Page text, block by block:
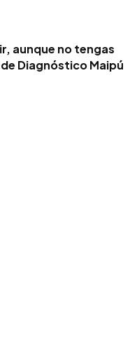
aunque no tengas
Diagnóstico Maipú